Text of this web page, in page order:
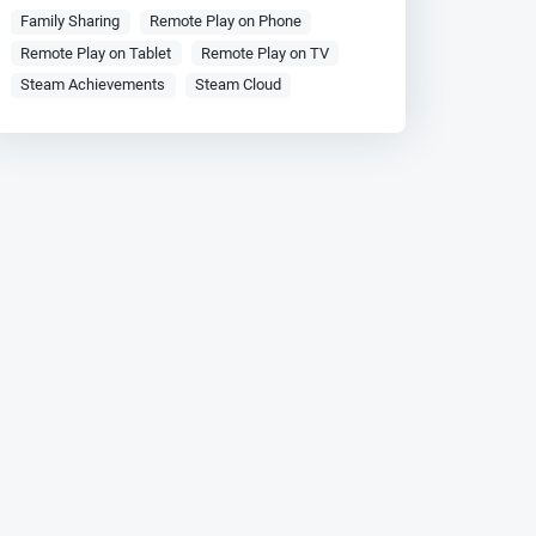
Family Sharing
Remote Play on Phone
Remote Play on Tablet
Remote Play on TV
Steam Achievements
Steam Cloud